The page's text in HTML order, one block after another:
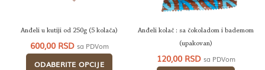
Anđeli u kutiji od 250g (5 kolača)
600,00 RSD sa PDVom
ODABERITE OPCIJE
Anđeli kolač : sa čokoladom i bademom
(upakovan)
120,00 RSD sa PDVom